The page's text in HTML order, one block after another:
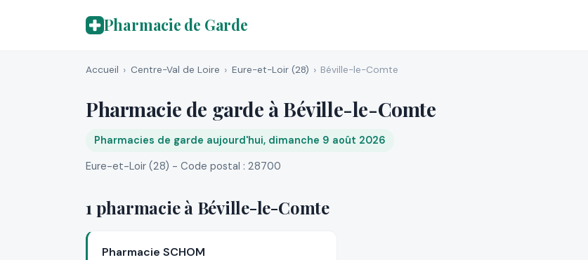
Pharmacie de Garde
Accueil Centre-Val de Loire Eure-et-Loir (28) Béville-le-Comte
Pharmacie de garde à Béville-le-Comte
Pharmacies de garde aujourd'hui, dimanche 9 août 2026
Eure-et-Loir (28) - Code postal : 28700
1 pharmacie à Béville-le-Comte
Pharmacie SCHOM